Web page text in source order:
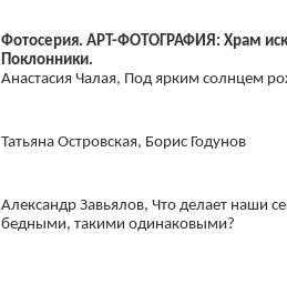
Фотосерия. АРТ-ФОТОГРАФИЯ: Храм
Поклонники.
Анастасия Чалая, Под ярким солнцем
Татьяна Островская, Борис Годунов
Александр Завьялов, Что делает наши
бедными, такими одинаковыми?